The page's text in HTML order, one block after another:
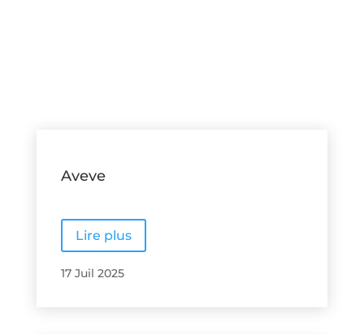
Aveve
Lire plus
17 Juil 2025